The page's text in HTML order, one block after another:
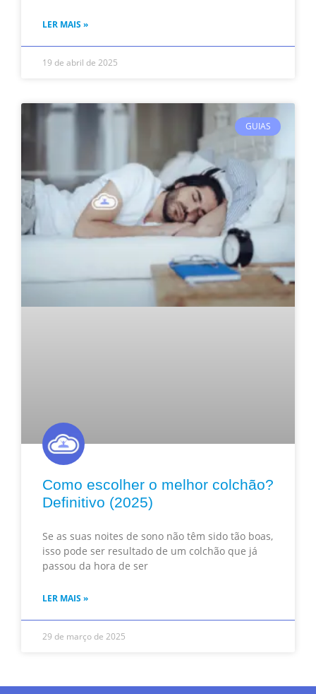
LER MAIS »
19 de abril de 2025
GUIAS
Como escolher o melhor colchão?
Definitivo (2025)
Se as suas noites de sono não têm sido tão boas,
isso pode ser resultado de um colchão que já
passou da hora de ser
LER MAIS »
29 de março de 2025